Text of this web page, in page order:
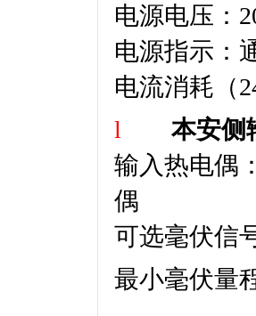
电源电压：
电源指示：
电流消耗（
l
本安侧
输入热电偶
偶
可选毫伏信
最小毫伏量